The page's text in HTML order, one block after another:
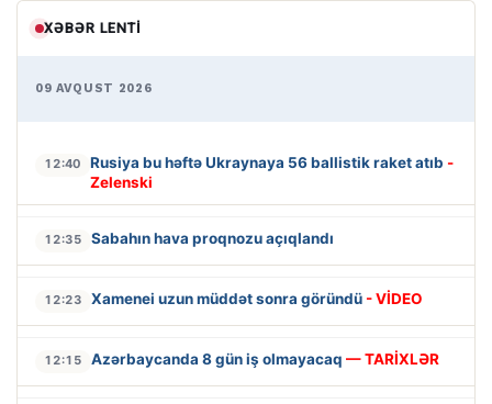
XƏBƏR LENTI
09 AVQUST 2026
12:40 Rusiya bu həftə Ukraynaya 56 ballistik raket atıb -
Zelenski
12:35 Sabahın hava proqnozu açıqlandı
12:23 Xamenei uzun müddət sonra göründü - VİDEO
12:15 Azərbaycanda 8 gün iş olmayacaq — TARİXLƏR